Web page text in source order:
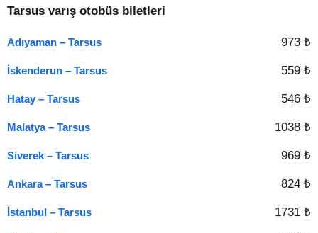
Tarsus varış otobüs biletleri
Adıyaman – Tarsus 973 ₺
İskenderun – Tarsus 559 ₺
Hatay – Tarsus 546 ₺
Malatya – Tarsus 1038 ₺
Siverek – Tarsus 969 ₺
Ankara – Tarsus 824 ₺
İstanbul – Tarsus 1731 ₺